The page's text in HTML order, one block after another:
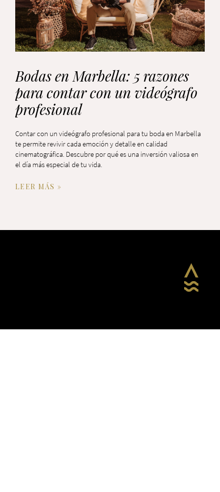
Bodas en Marbella: 5 razones
para contar con un videógrafo
profesional
Contar con un videógrafo profesional para tu boda en Marbella
te permite revivir cada emoción y detalle en calidad
cinematográfica. Descubre por qué es una inversión valiosa en
el día más especial de tu vida.
LEER MÁS »